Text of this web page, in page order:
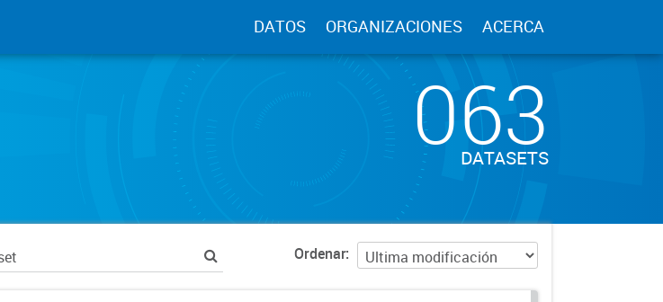
DATOS ORGANIZACIONES ACERCA
063
DATASETS
Ordenar